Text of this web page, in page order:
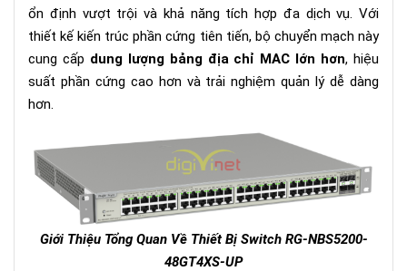
ổn định vượt trội và khả năng tích hợp đa dịch vụ. Với
thiết kế kiến trúc phần cứng tiên tiến, bộ chuyển mạch này
cung cấp dung lượng bảng địa chỉ MAC lớn hơn, hiệu
suất phần cứng cao hơn và trải nghiệm quản lý dễ dàng
hơn.
Giới Thiệu Tổng Quan Về Thiết Bị Switch RG-NBS5200-
48GT4XS-UP